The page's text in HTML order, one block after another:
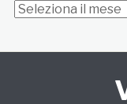
Archivi